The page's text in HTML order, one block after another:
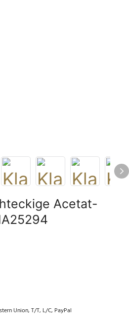
Acetat-
Union, T/T, L/C, PayPal